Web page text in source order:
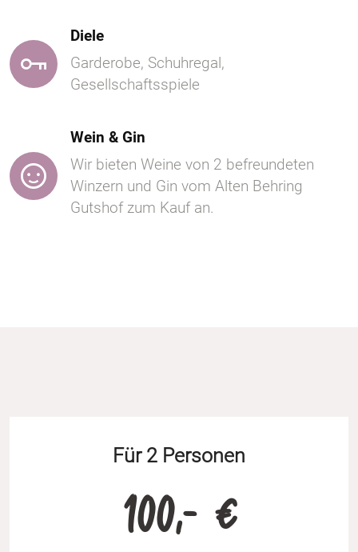
Diele
Garderobe, Schuhregal,
Gesellschaftsspiele
Wein & Gin
Wir bieten Weine von 2 befreundeten
Winzern und Gin vom Alten Behring
Gutshof zum Kauf an.
Für 2 Personen
100,- €